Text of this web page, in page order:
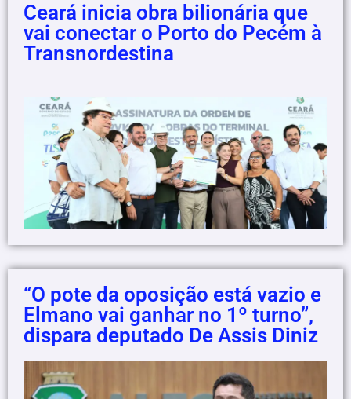
Ceará inicia obra bilionária que
vai conectar o Porto do Pecém à
Transnordestina
“O pote da oposição está vazio e
Elmano vai ganhar no 1º turno”,
dispara deputado De Assis Diniz